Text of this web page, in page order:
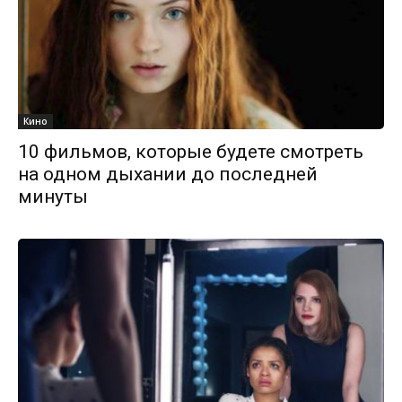
Кино
10 фильмов, которые будете смотреть
на одном дыхании до последней
минуты